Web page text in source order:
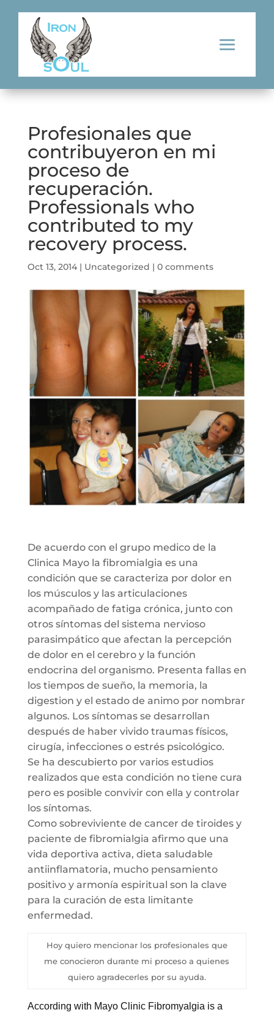
Profesionales que
contribuyeron en mi
proceso de
recuperación.
Professionals who
contributed to my
recovery process.
Oct 13, 2014| Uncategorized | 0 comments
De acuerdo con el grupo medico de la
Clinica Mayo la fibromialgia es una
condición que se caracteriza por dolor en
los músculos y las articulaciones
acompañado de fatiga crónica, junto con
otros síntomas del sistema nervioso
parasimpático que afectan la percepción
de dolor en el cerebro y la función
endocrina del organismo. Presenta fallas en
los tiempos de sueño, la memoria, la
digestion y el estado de animo por nombrar
algunos. Los síntomas se desarrollan
después de haber vivido traumas físicos,
cirugía, infecciones o estrés psicológico.
Se ha descubierto por varios estudios
realizados que esta condición no tiene cura
pero es posible convivir con ella y controlar
los síntomas.
Como sobreviviente de cancer de tiroides y
paciente de fibromialgia afirmo que una
vida deportiva activa, dieta saludable
antiinflamatoria, mucho pensamiento
positivo y armonía espiritual son la clave
para la curación de esta limitante
enfermedad.
Hoy quiero mencionar los profesionales que
me conocieron durante mi proceso a quienes
quiero agradecerles por su ayuda.
According with Mayo Clinic Fibromyalgia is a